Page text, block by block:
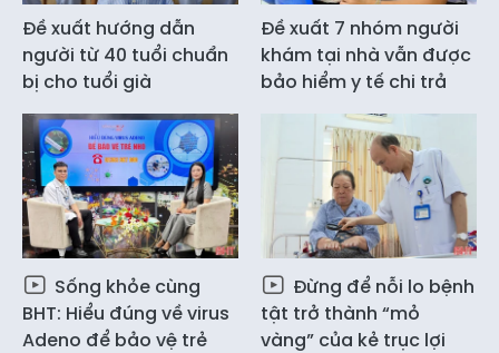
Đề xuất hướng dẫn
người từ 40 tuổi chuẩn
bị cho tuổi già
Đề xuất 7 nhóm người
khám tại nhà vẫn được
bảo hiểm y tế chi trả
Sống khỏe cùng
BHT: Hiểu đúng về virus
Adeno để bảo vệ trẻ
Đừng để nỗi lo bệnh
tật trở thành “mỏ
vàng” của kẻ trục lợi